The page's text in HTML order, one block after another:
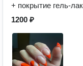
+ покрытие гель-
1200 ₽